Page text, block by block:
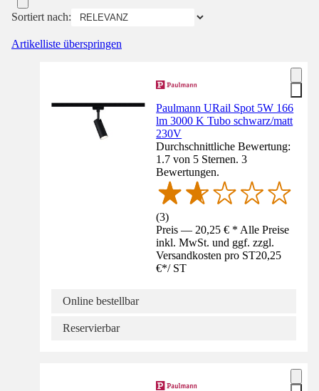
Sortiert nach:
Artikelliste überspringen
Paulmann URail Spot 5W 166
lm 3000 K Tubo schwarz/matt
230V
Durchschnittliche Bewertung:
1.7 von 5 Sternen. 3
Bewertungen.
(3)
Preis — 20,25 € * Alle Preise
inkl. MwSt. und ggf. zzgl.
Versandkosten pro ST20,25
€*/ ST
Online bestellbar
Reservierbar